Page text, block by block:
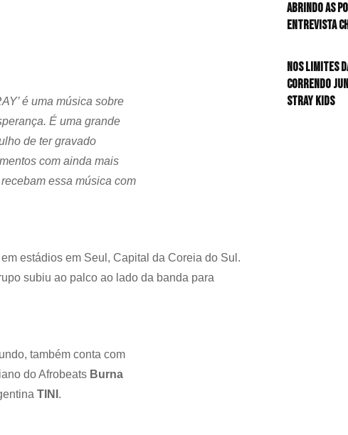
é uma música sobre
É uma grande
de ter gravado
com ainda mais
essa música com
estádios em Seul, Capital da Coreia do Sul.
subiu ao palco ao lado da banda para
também conta com
do Afrobeats Burna
TINI .
Abrindo as
Entrevista
Nos limites
correndo
Stray Kids